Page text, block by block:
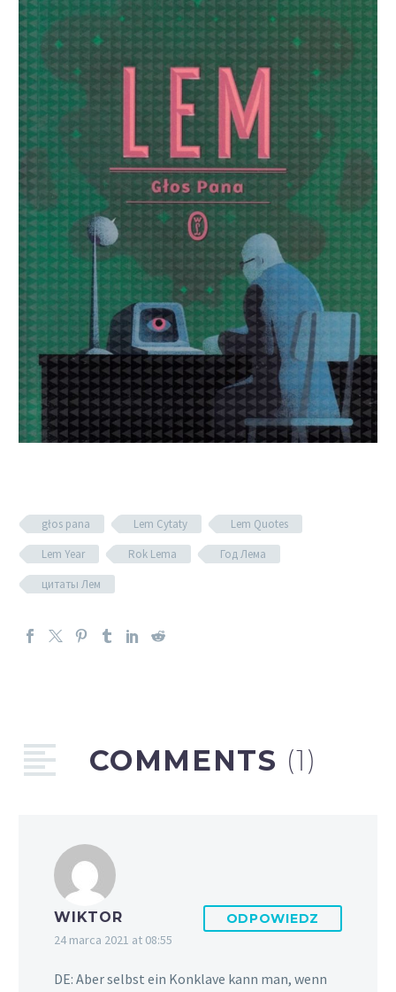
głos pana Lem Cytaty
Lem Quotes
Lem Year
Rok Lema
Год Лема
цитаты Лем
COMMENTS (1)
WIKTOR
24 marca 2021 at 08:55
ODPOWIEDZ
DE: Aber selbst ein Konklave kann man, wenn